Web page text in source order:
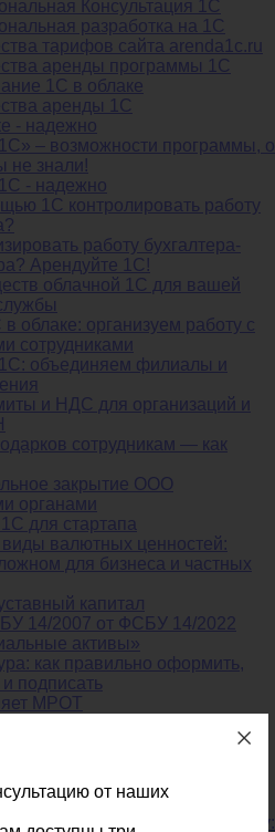
Консультация 1С
разработка на 1С
тарифов сайта arenda1c.ru
аренды программы 1С
1С в облаке
аренды 1С
- надежно
– возможности программы, о
не знали!
- надежно
1С контролировать работу
работу бухгалтера-
Арендуйте 1С!
облачной 1С для вашей
облаке: организуем работу с
сотрудниками
объединяем филиалы и
и НДС для организаций и
сотрудникам — как
закрытие ООО
органами
для стартапа
валютных ценностей:
для бизнеса и частных
капитал
14/2007 от ФСБУ 14/2022
активы»
как правильно оформить,
подписать
МРОТ
зарплаты после увольнения
как начать зарабатывать, а
на бухгалтерии?
отпускные в 2025 году:
от наших